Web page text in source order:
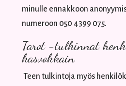
minulle ennakkoon
numeroon 050 4399 075.
Tarot -tulkinnat
kasvokkain
Teen tulkintoja myös